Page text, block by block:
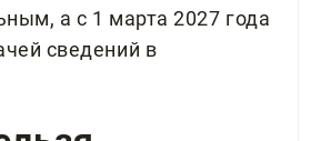
а с 1 марта 2027 года
сведений в